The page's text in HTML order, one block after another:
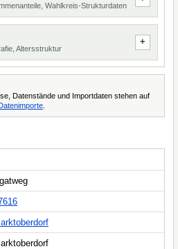
Wahlkreis-Strukturdaten
Altersstruktur
Datenstände und Importdaten stehen auf